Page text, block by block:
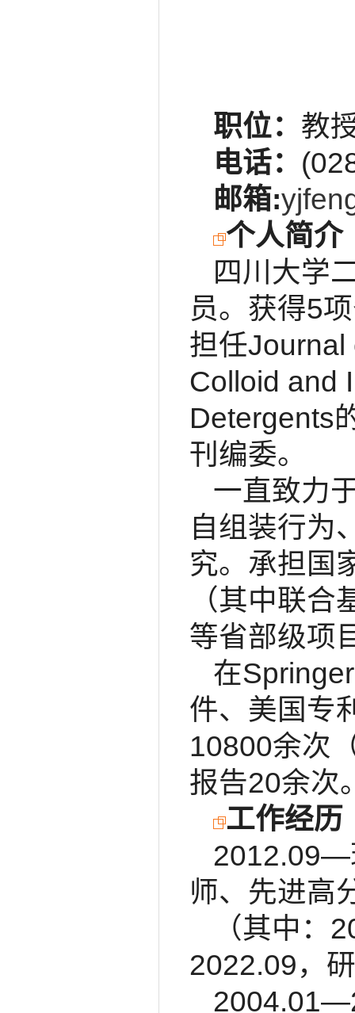
职位： 教
电话：
邮箱:
个人简介
四川大学
员。获得5
担任
Colloid and
Detergents
刊编委。
一直致力
自组装行为
究。承担国
（其中联
等省部级项
在
件、美国专
10800余次
报告20余次
工作经历
2012.09—
师、先进高
（其中
2022.09，